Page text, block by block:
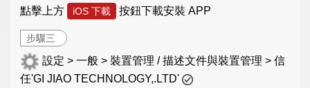
點擊上方 iOS 下載 按鈕下載安裝 APP
步驟三
設定 > 一般 > 裝置管理 / 描述文件與裝置管理 > 信
任'GI JIAO TECHNOLOGY,.LTD'